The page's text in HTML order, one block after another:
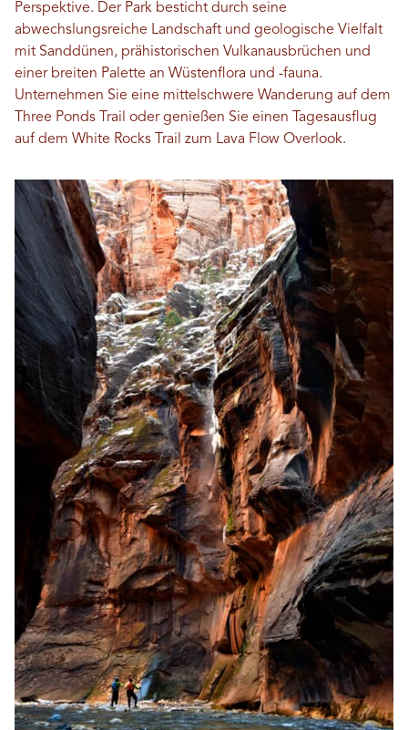
Perspektive. Der Park besticht durch seine
abwechslungsreiche Landschaft und geologische Vielfalt
mit Sanddünen, prähistorischen Vulkanausbrüchen und
einer breiten Palette an Wüstenflora und -fauna.
Unternehmen Sie eine mittelschwere Wanderung auf dem
Three Ponds Trail oder genießen Sie einen Tagesausflug
auf dem White Rocks Trail zum Lava Flow Overlook.